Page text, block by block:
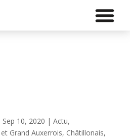
Sep 10, 2020 | Actu,
Grand Auxerrois, Châtillonais,